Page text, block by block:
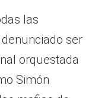
las
ser
orquestada
Simón